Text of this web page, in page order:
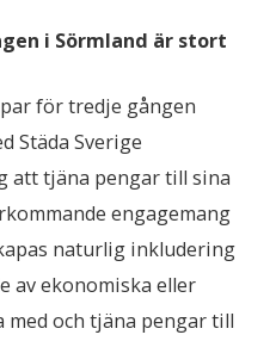
i Sörmland är stort
för tredje gången
Städa Sverige
att tjäna pengar till sina
engagemang
naturlig inkludering
av ekonomiska eller
med och tjäna pengar till